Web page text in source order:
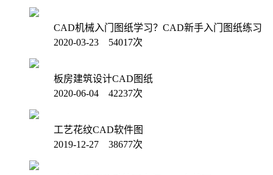
CAD机械入门图纸学习？CAD新手入门图纸练习
2020-03-23 54017次
板房建筑设计CAD图纸
2020-06-04 42237次
工艺花纹CAD软件图
2019-12-27 38677次